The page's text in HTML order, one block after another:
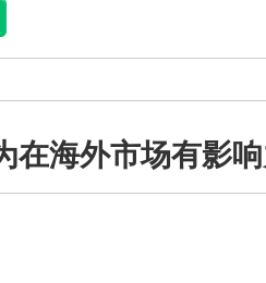
在海外市场有影